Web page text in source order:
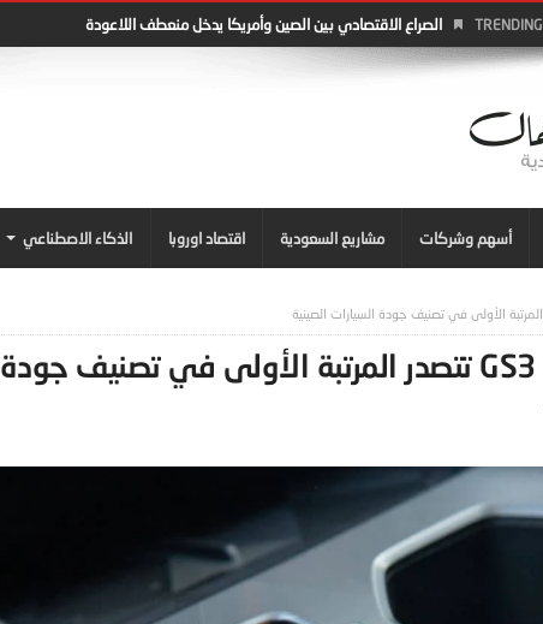
TRENDING الصراع الاقتصادي بين الصين وأمريكا يدخل منعطف اللاعودة
أسهم وشركات مشاريع السعودية اقتصاد اوروبا الذكاء الاصطناعي
سيارة GS3 EMZOOM تتصدر المرتبة الأولى في تصنيف جودة